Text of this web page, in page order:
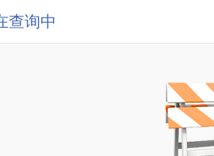
查询中